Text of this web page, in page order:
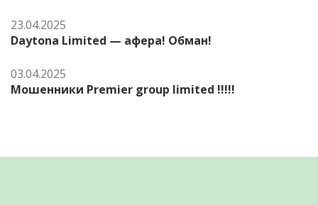
23.04.2025
Daytona Limited — афера! Обман!
03.04.2025
Мошенники Premier group limited !!!!!